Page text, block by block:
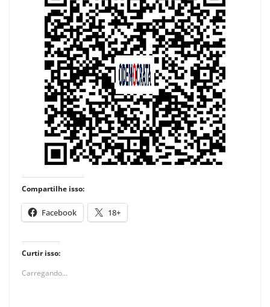
Compartilhe isso:
Facebook 18+
Curtir isso:
Carregando...